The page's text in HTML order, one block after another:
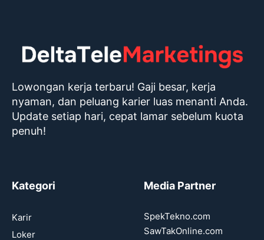
Lowongan kerja terbaru! Gaji besar, kerja
nyaman, dan peluang karier luas menanti Anda.
Update setiap hari, cepat lamar sebelum kuota
penuh!
Kategori
Karir
Loker
Media Partner
SpekTekno.com
SawTakOnline.com